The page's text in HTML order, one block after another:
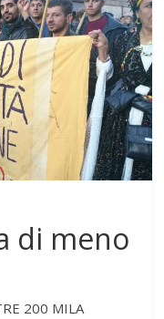
di meno
200 MILA